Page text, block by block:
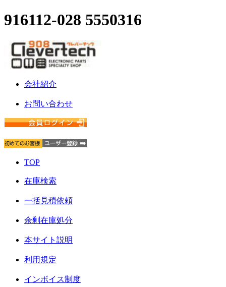
916112-028 5550316
会社紹介
お問い合わせ
TOP
在庫検索
一括見積依頼
余剰在庫処分
本サイト説明
利用規定
インボイス制度